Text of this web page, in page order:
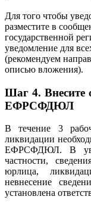
Для того чтобы
разместите в
государственной
уведомление для
(рекомендуем
описью вложения).
Шаг 4. Внесите
ЕФРСФДЮЛ
В течение 3
ликвидации
ЕФРСФДЮЛ. В
частности,
юрлица,
невнесение
установлена